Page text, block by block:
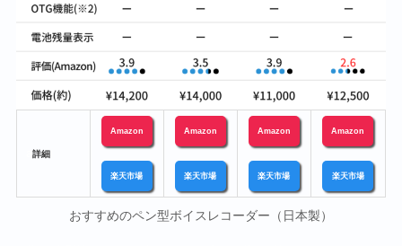
詳細
Amazon
楽天市場
Amazon
楽天市場
Amazon
楽天市場
Amazon
楽天市場
おすすめのペン型ボイスレコーダー（日本製）